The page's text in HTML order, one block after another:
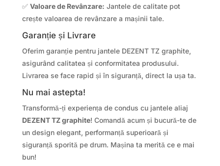
✅ Valoare de Revânzare: Jantele de calitate pot
crește valoarea de revânzare a mașinii tale.
Garanție și Livrare
Oferim garanție pentru jantele DEZENT TZ graphite,
asigurând calitatea și conformitatea produsului.
Livrarea se face rapid și în siguranță, direct la ușa ta.
Nu mai astepta!
Transformă-ți experiența de condus cu jantele aliaj
DEZENT TZ graphite! Comandă acum și bucură-te de
un design elegant, performanță superioară și
siguranță sporită pe drum. Mașina ta merită ce e mai
bun!